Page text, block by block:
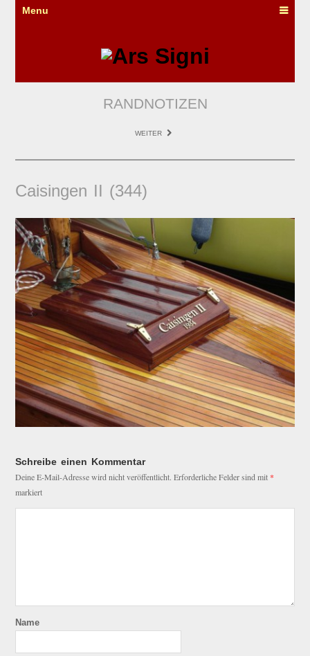
Menu
RANDNOTIZEN
WEITER
Caisingen II (344)
Schreibe einen Kommentar
Deine E-Mail-Adresse wird nicht veröffentlicht. Erforderliche Felder sind mit *
markiert
Name